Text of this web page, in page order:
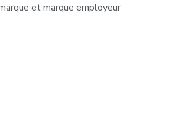
et marque employeur